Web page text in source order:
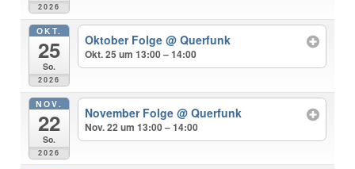
2026
OKT.
25
So.
2026
Oktober Folge @ Querfunk
Okt. 25 um 13:00 – 14:00
NOV.
22
So.
2026
November Folge @ Querfunk
Nov. 22 um 13:00 – 14:00